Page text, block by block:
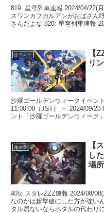
819: 星穹列車速報 2024/04/22(
スワンカフカルアンがおばさん
さんだよな 820: 星穹列車速報
イベント
【
リ
沙羅ゴールデンウィークイベン
11:00:00（JST） ～ 2024/09/23
ント「沙羅ゴールデンウィーク
キャラ
【
し
場
405: スタレZZZ速報 2024/08/
なのかは超撃破にした方が強い
タル居ないならホタルの代わり